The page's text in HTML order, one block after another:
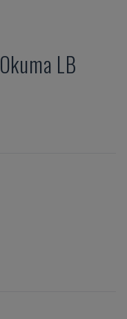
Okuma LB